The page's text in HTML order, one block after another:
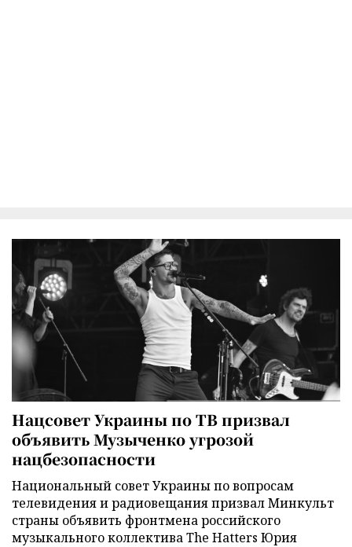
Нацсовет Украины по ТВ призвал
объявить Музыченко угрозой
нацбезопасности
Национальный совет Украины по вопросам
телевидения и радиовещания призвал Минкульт
страны объявить фронтмена российского
музыкального коллектива The Hatters Юрия